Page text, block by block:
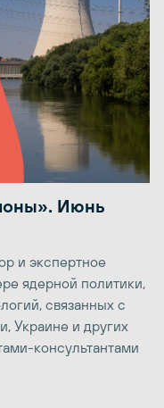
Июнь
и экспертное
ядерной политики,
связанных с
Украине и других
консультантами